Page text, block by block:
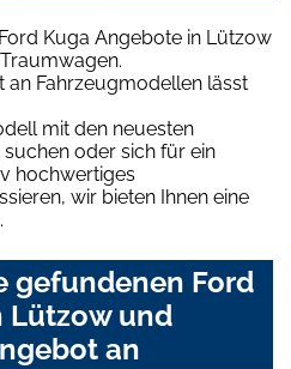
Kuga Angebote in Lützow
an Fahrzeugmodellen lässt
mit den neuesten
oder sich für ein
hochwertiges
wir bieten Ihnen eine
gefundenen Ford
Lützow und
an